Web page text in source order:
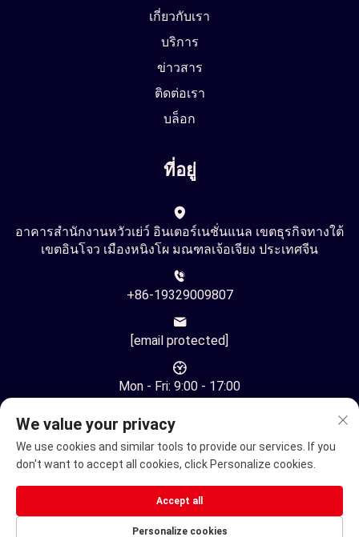
เกี่ยวกับเรา
บริการ
ข่าวสาร
ติดต่อเรา
บล็อก
ที่อยู่
อาคารสำนักงานหวัวเย่ว์ อินเตอร์เนชั่นแนล เขตธุรกิจทางใต้
เขตอินโจว เมืองหนิงโผ มณฑลเจ้อเจียง ประเทศจีน
+86-19329009807
[email protected]
Mon - Fri: 9:00 - 17:00
สงวนลิขสิทธิ์ © บริษัท หนิงปอ ยูหยวี่ ออโตเมชั่น เทคโนโลยี จำกัด
We value your privacy
We use cookies and similar tools to provide our services. If you
don't want to accept all cookies, click Personalize cookies.
Personalize cookies
Accept all